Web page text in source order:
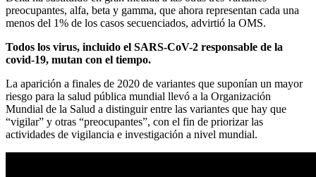
preocupantes, alfa, beta y gamma, que ahora representan cada una
menos del 1% de los casos secuenciados, advirtió la OMS.
Todos los virus, incluido el SARS-CoV-2 responsable de la
covid-19, mutan con el tiempo.
La aparición a finales de 2020 de variantes que suponían un mayor
riesgo para la salud pública mundial llevó a la Organización
Mundial de la Salud a distinguir entre las variantes que hay que
“vigilar” y otras “preocupantes”, con el fin de priorizar las
actividades de vigilancia e investigación a nivel mundial.